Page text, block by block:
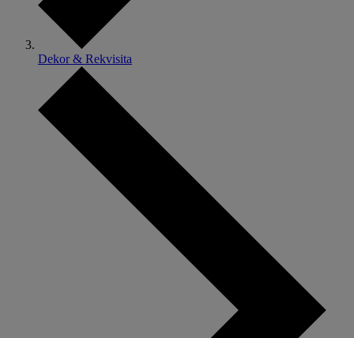
Dekor & Rekvisita